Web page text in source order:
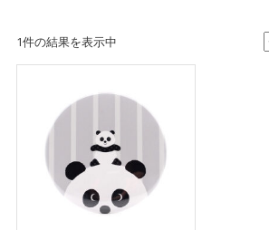
1件の結果を表示中